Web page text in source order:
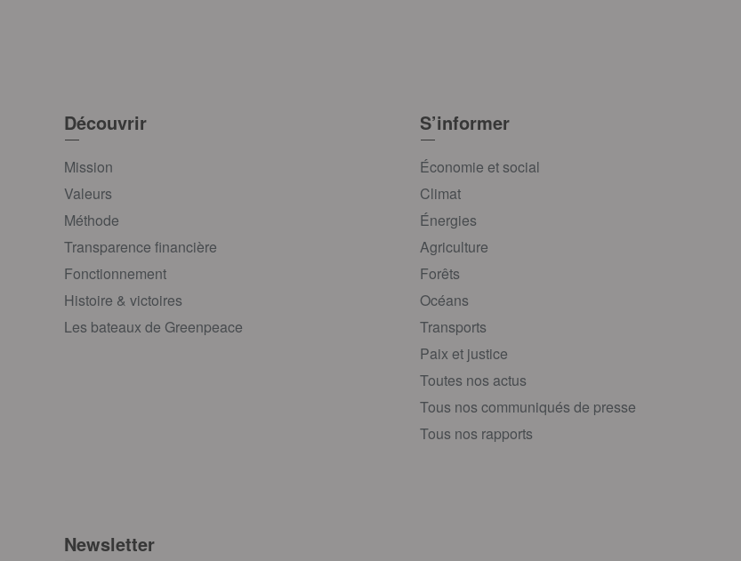
Découvrir
Mission
Valeurs
Méthode
Transparence financière
Fonctionnement
Histoire & victoires
Les bateaux de Greenpeace
S’informer
Économie et social
Climat
Énergies
Agriculture
Forêts
Océans
Transports
Paix et justice
Toutes nos actus
Tous nos communiqués de presse
Tous nos rapports
Newsletter